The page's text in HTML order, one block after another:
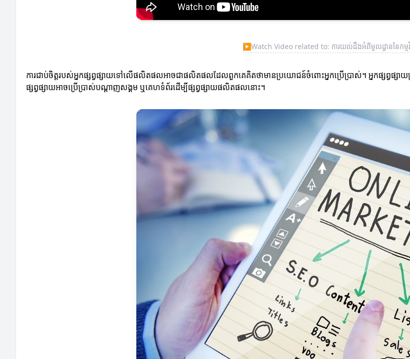
▶Watch Video related to: ការយល់ដឹងអំពីមូលដ្ធាននៃកម្មវិ
ការជាប់ចិត្តរបស់អ្នកផ្សព្វផ្សាយទៅលើផលិតផលអាចជាផលិតផលដែលពួកគេគិតថាមានប្រយោជន៍ចំពោះអ្នកប្រើប្រាស់។ អ្នកផ្សព្វផ្សា
ផ្សព្វផ្សាយអាចប្រើប្រាស់បណ្តាញសង្គម ឬគេហទំព័រដើម្បីផ្សព្វផ្សាយផលិតផលនោះ។